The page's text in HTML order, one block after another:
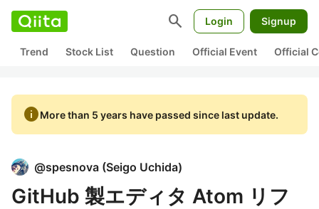
search Login Signup
Trend Stock List Question Official Event Official
infoMore than 5 years have passed since last update.
@spesnova (Seigo Uchida)
GitHub 製エディタ Atom リフ